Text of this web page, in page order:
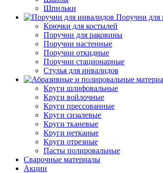
Шпильки
Поручни для
Крючки для костылей
Поручни для раковины
Поручни настенные
Поручни откидные
Поручни стационарные
Стулья для инвалидов
Круги шлифовальные
Круги войлочные
Круги прессованные
Круги сизалевые
Круги тканевые
Круги нетканые
Круги отрезные
Пасты полировальные
Сварочные материалы
Акции